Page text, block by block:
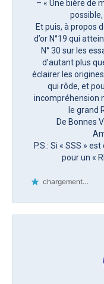
– « Une bière de
Et puis, à propos
d’or N°19 qui
N° 30 sur les
d’autant plus
éclairer les
qui rôde, et
incompréhension
le grand
De Bonnes
P.S.: Si « SSS »
pour un «
chargement…